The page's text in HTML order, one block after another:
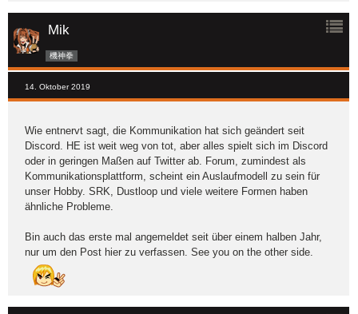
Mik
機神拳
14. Oktober 2019
Wie entnervt sagt, die Kommunikation hat sich geändert seit
Discord. HE ist weit weg von tot, aber alles spielt sich im Discord
oder in geringen Maßen auf Twitter ab. Forum, zumindest als
Kommunikationsplattform, scheint ein Auslaufmodell zu sein für
unser Hobby. SRK, Dustloop und viele weitere Formen haben
ähnliche Probleme.
Bin auch das erste mal angemeldet seit über einem halben Jahr,
nur um den Post hier zu verfassen. See you on the other side.